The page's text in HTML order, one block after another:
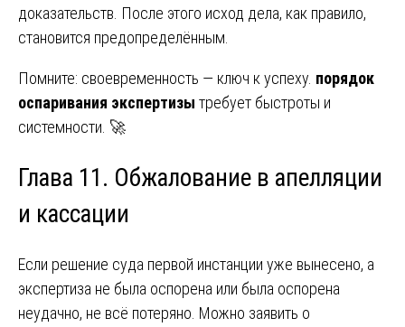
доказательств. После этого исход дела, как правило,
становится предопределённым.
Помните: своевременность — ключ к успеху. порядок
оспаривания экспертизы требует быстроты и
системности. 🚀
Глава 11. Обжалование в апелляции
и кассации
Если решение суда первой инстанции уже вынесено, а
экспертиза не была оспорена или была оспорена
неудачно, не всё потеряно. Можно заявить о